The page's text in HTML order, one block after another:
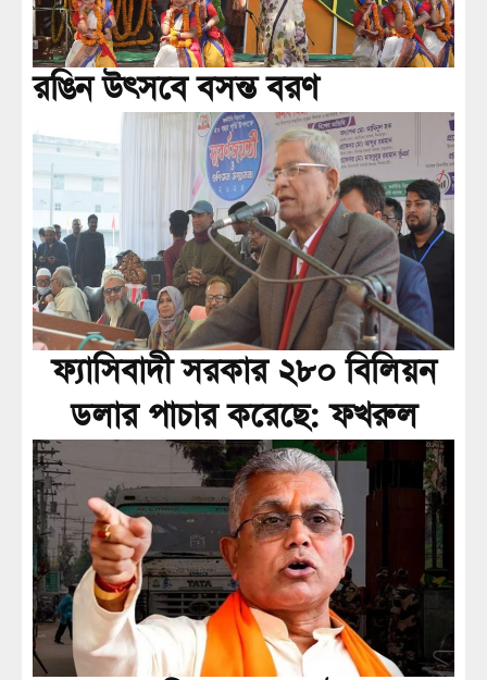
রঙিন উৎসবে বসন্ত বরণ
ফ্যাসিবাদী সরকার ২৮০ বিলিয়ন
ডলার পাচার করেছে: ফখরুল